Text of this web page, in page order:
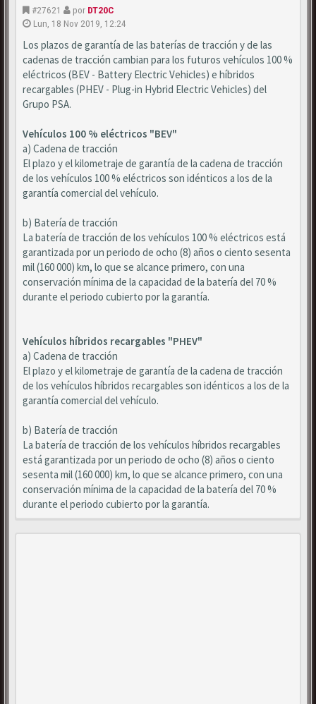
#27621 por DT20C
Lun, 18 Nov 2019, 12:24
Los plazos de garantía de las baterías de tracción y de las
cadenas de tracción cambian para los futuros vehículos 100 %
eléctricos (BEV - Battery Electric Vehicles) e híbridos
recargables (PHEV - Plug-in Hybrid Electric Vehicles) del
Grupo PSA.
Vehículos 100 % eléctricos "BEV"
a) Cadena de tracción
El plazo y el kilometraje de garantía de la cadena de tracción
de los vehículos 100 % eléctricos son idénticos a los de la
garantía comercial del vehículo.
b) Batería de tracción
La batería de tracción de los vehículos 100 % eléctricos está
garantizada por un periodo de ocho (8) años o ciento sesenta
mil (160 000) km, lo que se alcance primero, con una
conservación mínima de la capacidad de la batería del 70 %
durante el periodo cubierto por la garantía.
Vehículos híbridos recargables "PHEV"
a) Cadena de tracción
El plazo y el kilometraje de garantía de la cadena de tracción
de los vehículos híbridos recargables son idénticos a los de la
garantía comercial del vehículo.
b) Batería de tracción
La batería de tracción de los vehículos híbridos recargables
está garantizada por un periodo de ocho (8) años o ciento
sesenta mil (160 000) km, lo que se alcance primero, con una
conservación mínima de la capacidad de la batería del 70 %
durante el periodo cubierto por la garantía.